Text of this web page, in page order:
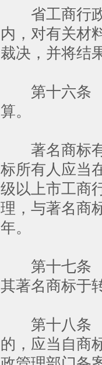
省工商行政
内，对有关材
裁决，并将结
第十六条 著
算。
著名商标有
标所有人应当
级以上市工商
理，与著名商
年。
第十七条 被
其著名商标于
第十八条 著
的，应当自商